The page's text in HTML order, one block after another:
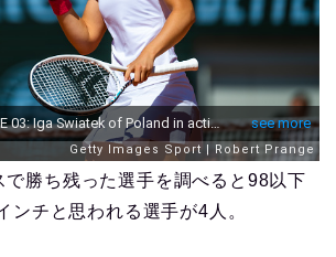
で勝ち残った選手を調べると98以下
ンチと思われる選手が4人。